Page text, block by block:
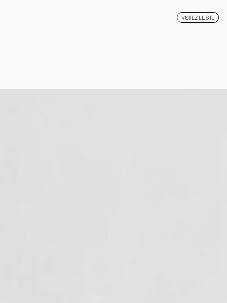
VISITEZ LE SITE